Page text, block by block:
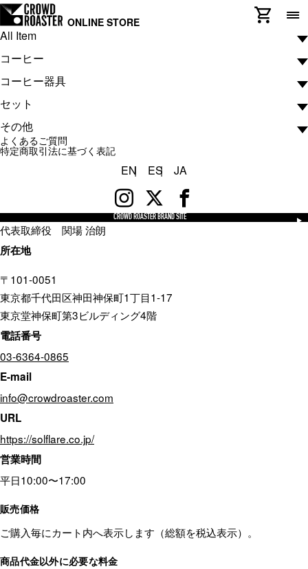
ONLINE STORE
All Item
コーヒー
コーヒー
ARTWORK COFFEE COLLECTION
De luxe MASTERPIECE COLLECTION
ATELIER COLLECTION
ATELIER COLLECTION BLACK BARON
ドリップバッグ
その他
コーヒー器具
コーヒー器具
ハンドミル
グラインダー
フレンチプレス
サーバー
ケトル
スケール
その他
セット
セット
スターターセット
その他
その他
よくあるご質問
特定商取引法に基づく表記
EN ES JA
CROWD ROASTER BRAND SITE
CROWD ROASTER ONLINE STORE（以下「当店」）が提
供するサービスおよび商品の販売に関する表示です。
販売事業者
代表取締役 関場 治朗
所在地
〒101-0051
東京都千代田区神田神保町1丁目1-17
東京堂神保町第3ビルディング4階
電話番号
03-6364-0865
E-mail
info@crowdroaster.com
URL
https://solflare.co.jp/
営業時間
平日10:00〜17:00
販売価格
ご購入毎にカート内へ表示します（総額を税込表示）。
商品代金以外に必要な料金